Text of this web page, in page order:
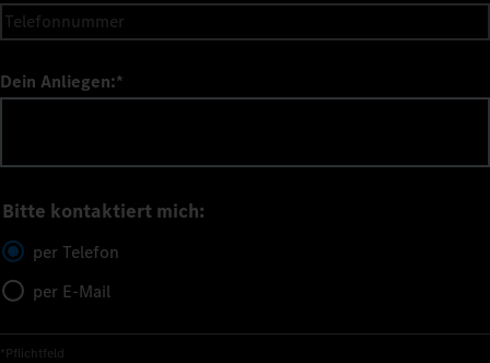
Dein Anliegen:*
Bitte kontaktiert mich:
per Telefon
per E-Mail
*Pflichtfeld